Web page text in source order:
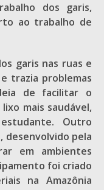
dos garis,
ao trabalho de
garis nas ruas e
trazia problemas
de facilitar o
mais saudável,
Outro
desenvolvido pela
em ambientes
foi criado
na Amazônia